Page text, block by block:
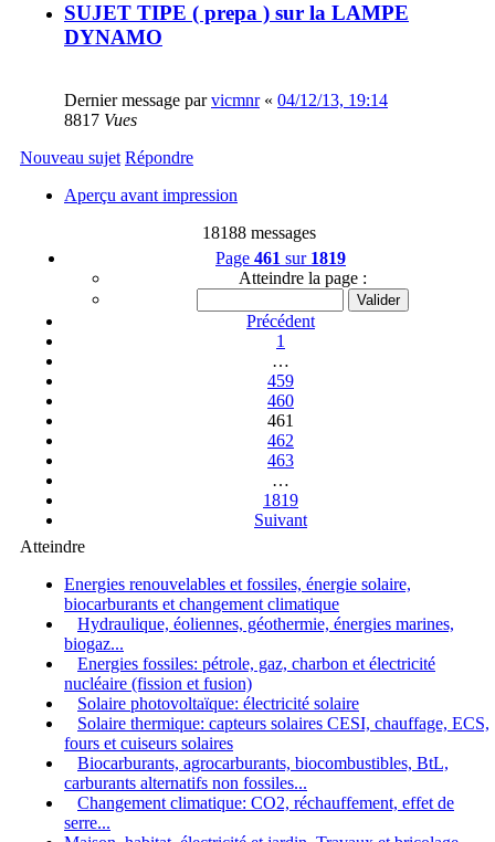
SUJET TIPE ( prepa ) sur la LAMPE
DYNAMO
Dernier message parvicmnr« 04/12/13, 19:14
8817 Vues
Nouveau sujet Répondre
Aperçu avant impression
18188 messages
Page 461 sur 1819
Atteindre la page :
Précédent
1
…
459
460
461
462
463
…
1819
Suivant
Atteindre
Energies renouvelables et fossiles, énergie solaire,
biocarburants et changement climatique
Hydraulique, éoliennes, géothermie, énergies marines,
biogaz...
Energies fossiles: pétrole, gaz, charbon et électricité
nucléaire (fission et fusion)
Solaire photovoltaïque: électricité solaire
Solaire thermique: capteurs solaires CESI, chauffage, ECS,
fours et cuiseurs solaires
Biocarburants, agrocarburants, biocombustibles, BtL,
carburants alternatifs non fossiles...
Changement climatique: CO2, réchauffement, effet de
serre...